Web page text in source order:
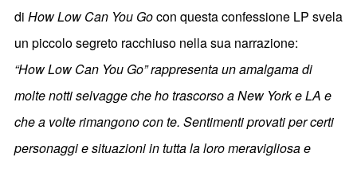
di How Low Can You Gocon questa confessione LP svela
un piccolo segreto racchiuso nella sua narrazione:
“How Low Can You Go” rappresenta un amalgama di
molte notti selvagge che ho trascorso a New York e LA e
che a volte rimangono con te. Sentimenti provati per certi
personaggi e situazioni in tutta la loro meravigliosa e